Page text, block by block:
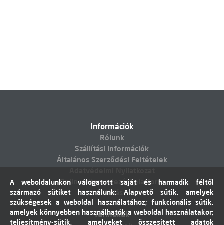
Információk
Rólunk
Szállítási információk
Általános Szerződési Feltételek
Online vitarendezési platform
Elállás
Termékek
A weboldalunkon válogatott saját és harmadik féltől
származó sütiket használunk: Alapvető sütik, amelyek
szükségesek a weboldal használatához; funkcionális sütik,
amelyek könnyebben használhatók a weboldal használatakor;
teljesítmény-sütik, amelyeket összesített adatok